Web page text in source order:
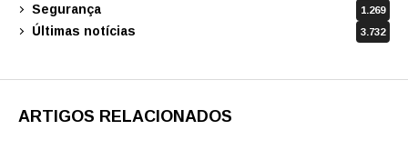
Segurança 1.269
Últimas notícias 3.732
ARTIGOS RELACIONADOS